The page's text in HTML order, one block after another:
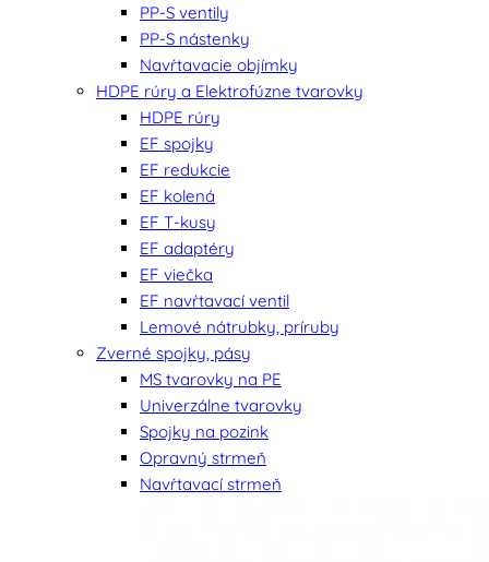
PP-S ventily
PP-S nástenky
Navŕtavacie objímky
HDPE rúry a Elektrofúzne tvarovky
HDPE rúry
EF spojky
EF redukcie
EF kolená
EF T-kusy
EF adaptéry
EF viečka
EF navŕtavací ventil
Lemové nátrubky, príruby
Zverné spojky, pásy
MS tvarovky na PE
Univerzálne tvarovky
Spojky na pozink
Opravný strmeň
Navŕtavací strmeň